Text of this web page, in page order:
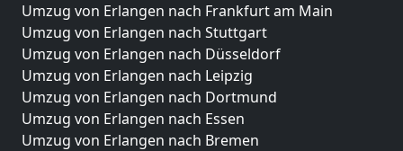
Umzug von Erlangen nach Frankfurt am Main
Umzug von Erlangen nach Stuttgart
Umzug von Erlangen nach Düsseldorf
Umzug von Erlangen nach Leipzig
Umzug von Erlangen nach Dortmund
Umzug von Erlangen nach Essen
Umzug von Erlangen nach Bremen